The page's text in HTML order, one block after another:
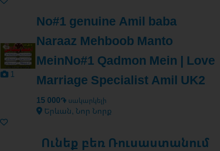
1
No#1 genuine Amil baba
Naraaz Mehboob Manto
MeinNo#1 Qadmon Mein | Love
Marriage Specialist Amil UK2
15 000֏ սակարկելի
Երևան, Նոր Նորք
Ունեք բեռ Ռուսաստանում